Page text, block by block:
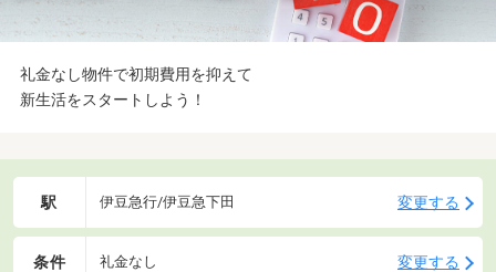
礼金なし物件で初期費用を抑えて
新生活をスタートしよう！
駅 伊豆急行/伊豆急下田 変更する
条件 礼金なし 変更する